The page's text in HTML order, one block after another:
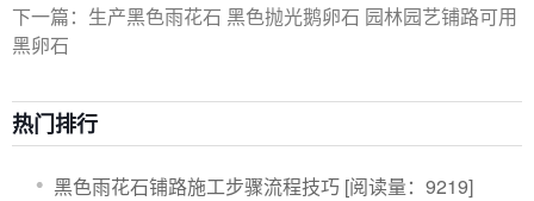
下一篇：生产黑色雨花石 黑色抛光鹅卵石 园林园艺铺路可用
黑卵石
热门排行
黑色雨花石铺路施工步骤流程技巧 [阅读量：9219]